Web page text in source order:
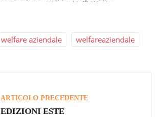
welfare aziendale welfareaziendale
ARTICOLO PRECEDENTE
EDIZIONI ESTE